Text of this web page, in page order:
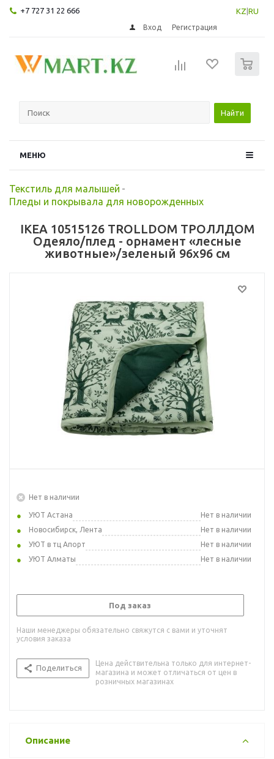
+7 727 31 22 666 KZ RU
Вход Регистрация
Найти
МЕНЮ
Текстиль для малышей -
Пледы и покрывала для новорожденных
IKEA 10515126 TROLLDOM ТРОЛЛДОМ
Одеяло/плед - орнамент «лесные
животные»/зеленый 96x96 см
Нет в наличии
УЮТ Астана
Нет в наличии
Новосибирск, Лента
Нет в наличии
УЮТ в тц Апорт
Нет в наличии
УЮТ Алматы
Нет в наличии
Под заказ
Наши менеджеры обязательно свяжутся с вами и уточнят
условия заказа
Поделиться
Цена действительна только для интернет-
магазина и может отличаться от цен в
розничных магазинах
Описание